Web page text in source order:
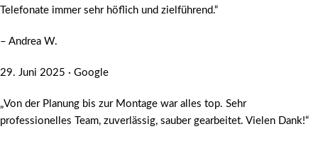
Telefonate immer sehr höflich und zielführend.“
– Andrea W.
29. Juni 2025 · Google
„Von der Planung bis zur Montage war alles top. Sehr
professionelles Team, zuverlässig, sauber gearbeitet. Vielen Dank!“